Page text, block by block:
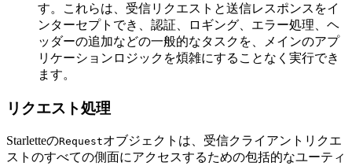
す。これらは、受信リクエストと送信レスポンスをイ
ンターセプトでき、認証、ロギング、エラー処理、ヘ
ッダーの追加などの一般的なタスクを、メインのアプ
リケーションロジックを煩雑にすることなく実行でき
ます。
リクエスト処理
StarletteのRequestオブジェクトは、受信クライアントリクエ
ストのすべての側面にアクセスするための包括的なユーティ